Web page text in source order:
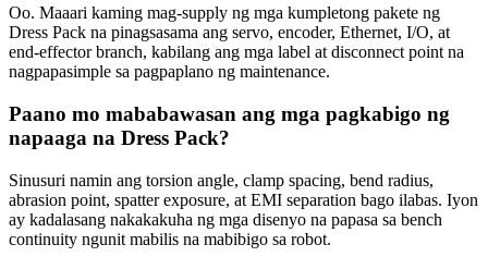
Oo. Maaari kaming mag-supply ng mga kumpletong pakete ng
Dress Pack na pinagsasama ang servo, encoder, Ethernet, I/O, at
end-effector branch, kabilang ang mga label at disconnect point na
nagpapasimple sa pagpaplano ng maintenance.
Paano mo mababawasan ang mga pagkabigo ng
napaaga na Dress Pack?
Sinusuri namin ang torsion angle, clamp spacing, bend radius,
abrasion point, spatter exposure, at EMI separation bago ilabas. Iyon
ay kadalasang nakakakuha ng mga disenyo na papasa sa bench
continuity ngunit mabilis na mabibigo sa robot.